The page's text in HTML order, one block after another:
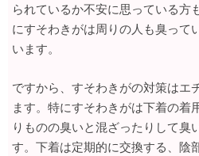
られているか不安に思っている方
にすそわきがは周りの人も臭って
います。
ですから、すそわきがの対策はエ
ます。特にすそわきがは下着の着
りものの臭いと混ざったりして臭
す。下着は定期的に交換する、陰